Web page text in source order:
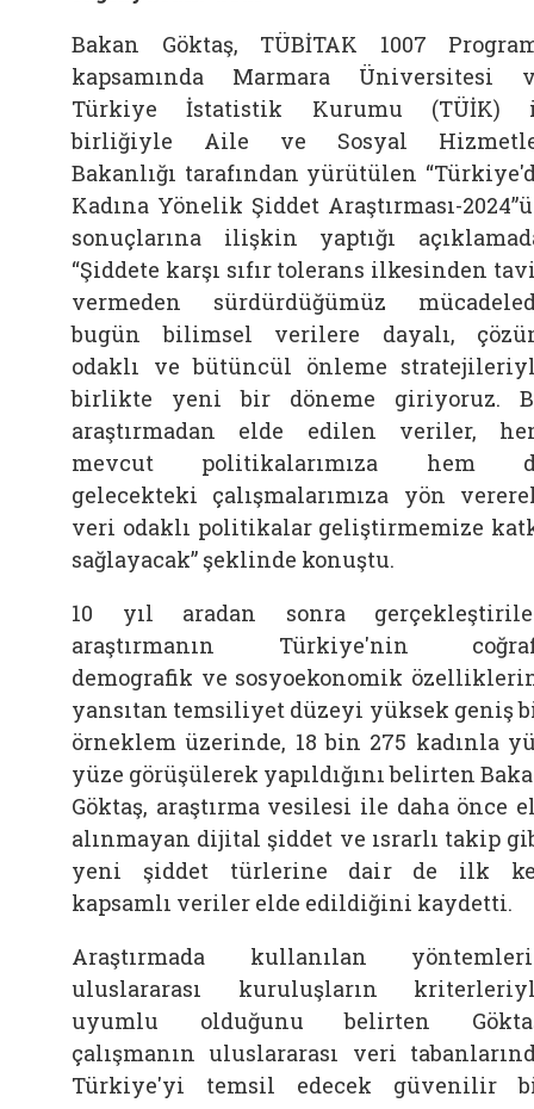
Bakan Göktaş, TÜBİTAK 1007
kapsamında Marmara Üniversitesi
Türkiye İstatistik Kurumu (TÜİK)
birliğiyle Aile ve Sosyal
Bakanlığı tarafından yürütülen
Kadına Yönelik Şiddet Araştırması-
sonuçlarına ilişkin yaptığı
“Şiddete karşı sıfır tolerans ilkesinden
vermeden sürdürdüğümüz
bugün bilimsel verilere dayalı,
odaklı ve bütüncül önleme
birlikte yeni bir döneme giriyoruz.
araştırmadan elde edilen veriler,
mevcut politikalarımıza hem
gelecekteki çalışmalarımıza yön
veri odaklı politikalar geliştirmemize
sağlayacak” şeklinde konuştu.
10 yıl aradan sonra
araştırmanın Türkiye'nin
demografik ve sosyoekonomik
yansıtan temsiliyet düzeyi yüksek geniş
örneklem üzerinde, 18 bin 275 kadınla
yüze görüşülerek yapıldığını belirten
Göktaş, araştırma vesilesi ile daha önce
alınmayan dijital şiddet ve ısrarlı takip
yeni şiddet türlerine dair de ilk
kapsamlı veriler elde edildiğini kaydetti.
Araştırmada kullanılan
uluslararası kuruluşların
uyumlu olduğunu belirten
çalışmanın uluslararası veri
Türkiye'yi temsil edecek güvenilir